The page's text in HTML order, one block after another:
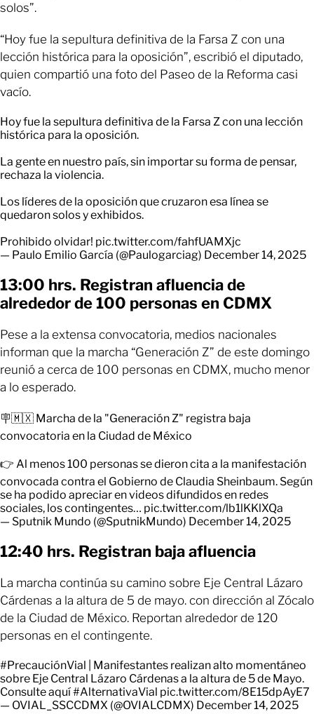
solos”.
“Hoy fue la sepultura definitiva de la Farsa Z con una
lección histórica para la oposición”, escribió el diputado,
quien compartió una foto del Paseo de la Reforma casi
vacío.
Hoy fue la sepultura definitiva de la Farsa Z con una lección
histórica para la oposición.
La gente en nuestro país, sin importar su forma de pensar,
rechaza la violencia.
Los líderes de la oposición que cruzaron esa línea se
quedaron solos y exhibidos.
Prohibido olvidar! pic.twitter.com/fahfUAMXjc
— Paulo Emilio García (@Paulogarciag) December 14, 2025
13:00 hrs. Registran afluencia de
alrededor de 100 personas en CDMX
Pese a la extensa convocatoria, medios nacionales
informan que la marcha “Generación Z” de este domingo
reunió a cerca de 100 personas en CDMX, mucho menor
a lo esperado.
🪧🇲🇽 Marcha de la "Generación Z" registra baja
convocatoria en la Ciudad de México
👉 Al menos 100 personas se dieron cita a la manifestación
convocada contra el Gobierno de Claudia Sheinbaum. Según
se ha podido apreciar en videos difundidos en redes
sociales, los contingentes… pic.twitter.com/lb1lKKlXQa
— Sputnik Mundo (@SputnikMundo) December 14, 2025
12:40 hrs. Registran baja afluencia
La marcha continúa su camino sobre Eje Central Lázaro
Cárdenas a la altura de 5 de mayo. con dirección al Zócalo
de la Ciudad de México. Reportan alrededor de 120
personas en el contingente.
#PrecauciónVial | Manifestantes realizan alto momentáneo
sobre Eje Central Lázaro Cárdenas a la altura de 5 de Mayo.
Consulte aquí#AlternativaVial pic.twitter.com/8E15dpAyE7
— OVIAL_SSCCDMX (@OVIALCDMX) December 14, 2025